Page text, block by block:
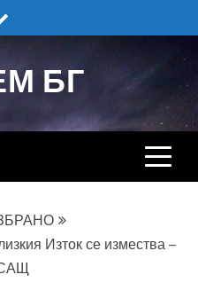
БГ
Изток се измества –
САЩ